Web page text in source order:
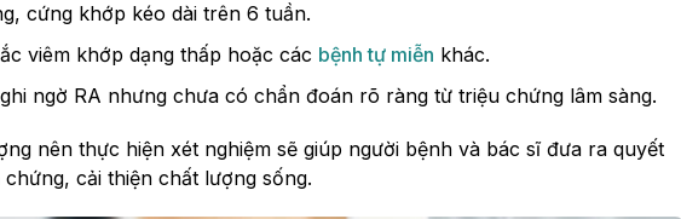
cứng khớp kéo dài trên 6 tuần.
viêm khớp dạng thấp hoặc các bệnh tự miễn khác.
ngờ RA nhưng chưa có chẩn đoán rõ ràng từ triệu chứng lâm sàng.
nên thực hiện xét nghiệm sẽ giúp người bệnh và bác sĩ đưa ra quyết
cải thiện chất lượng sống.